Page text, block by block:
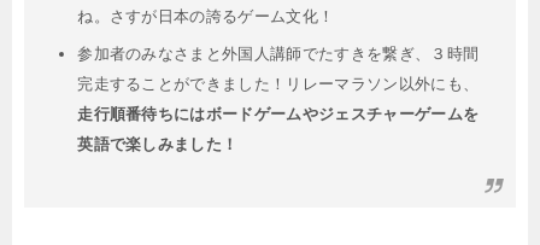
ね。さすが日本の誇るゲーム文化！
参加者のみなさまと外国人講師でたすきを繋ぎ、３時間
完走することができました！リレーマラソン以外にも、
走行順番待ちにはボードゲームやジェスチャーゲームを
英語で楽しみました！